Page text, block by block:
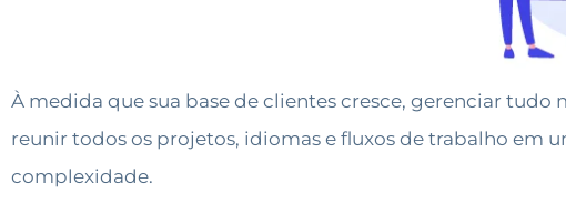
À medida que sua base de clientes cresce, gerenciar
reunir todos os projetos, idiomas e fluxos de trabalho em
complexidade.